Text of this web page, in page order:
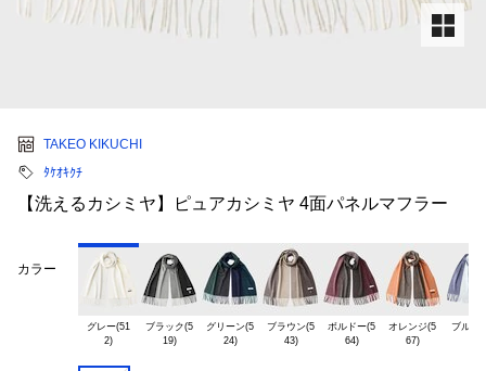
TAKEO KIKUCHI
ﾀｹｵｷｸﾁ
【洗えるカシミヤ】ピュアカシミヤ 4面パネルマフラー
カラー
グレー(51
ブラック(5
19)
グリーン(5
24)
ブラウン(5
43)
ボルドー(5
64)
オレンジ(5
67)
ブルー